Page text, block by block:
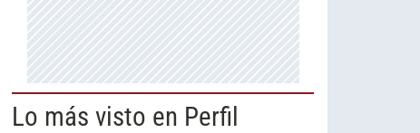
Lo más visto en Perfil